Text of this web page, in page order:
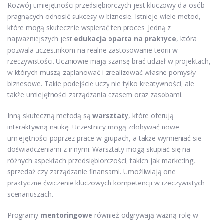
Rozwój umiejętności przedsiębiorczych jest kluczowy dla osób
pragnących odnosić sukcesy w biznesie. Istnieje wiele metod,
które mogą skutecznie wspierać ten proces. Jedną z
najważniejszych jest edukacja oparta na praktyce, która
pozwala uczestnikom na realne zastosowanie teorii w
rzeczywistości. Uczniowie mają szansę brać udział w projektach,
w których muszą zaplanować i zrealizować własne pomysły
biznesowe. Takie podejście uczy nie tylko kreatywności, ale
także umiejętności zarządzania czasem oraz zasobami.
Inną skuteczną metodą są warsztaty, które oferują
interaktywną naukę. Uczestnicy mogą zdobywać nowe
umiejętności poprzez prace w grupach, a także wymieniać się
doświadczeniami z innymi. Warsztaty mogą skupiać się na
różnych aspektach przedsiębiorczości, takich jak marketing,
sprzedaż czy zarządzanie finansami. Umożliwiają one
praktyczne ćwiczenie kluczowych kompetencji w rzeczywistych
scenariuszach.
Programy mentoringowe również odgrywają ważną rolę w